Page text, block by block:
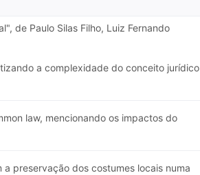
de Paulo Silas Filho, Luiz Fernando
a complexidade do conceito jurídico
law, mencionando os impactos do
preservação dos costumes locais numa